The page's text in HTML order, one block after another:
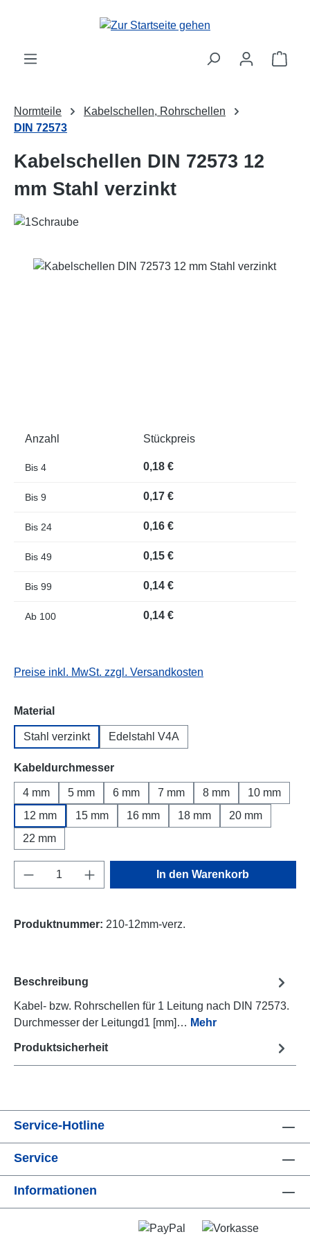
Zum Hauptinhalt springen
Normteile
Kabelschellen, Rohrschellen
DIN 72573
Kabelschellen DIN 72573 12
mm Stahl verzinkt
Bildergalerie überspringen
Anzahl Stückpreis
Bis 4 0,18 €
Bis 9 0,17 €
Bis 24 0,16 €
Bis 49 0,15 €
Bis 99 0,14 €
Ab 100 0,14 €
Preise inkl. MwSt. zzgl. Versandkosten
Materialauswählen
Stahl verzinkt Edelstahl V4A
Kabeldurchmesserauswählen
4 mm 5 mm 6 mm 7 mm 8 mm
10 mm
12 mm
15 mm 16 mm 18 mm
20 mm
22 mm
Produkt Anzahl: Gib den gewünschten
In den Warenkorb
Produktnummer: 210-12mm-verz.
Beschreibung
Kabel- bzw. Rohrschellen für 1 Leitung nach DIN 72573.
Durchmesser der Leitungd1 [mm]… Mehr
Produktsicherheit
Service-Hotline
Service
Informationen